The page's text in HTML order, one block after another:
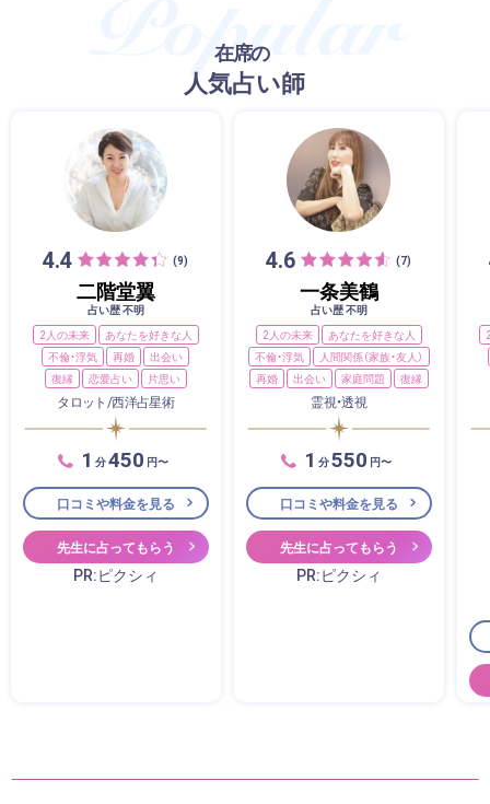
在席の
人気占い師
4.4 (9)
二階堂翼
占い歴 不明
2人の未来
あなたを好きな人
不倫・浮気
再婚
出会い
復縁
恋愛占い 片思い
タロット/西洋占星術
1 分450 円〜
口コミや料金を見る
先生に占ってもらう
PR:ピクシィ
4.6 (7)
一条美鶴
占い歴 不明
2人の未来
あなたを好きな人
不倫・浮気
人間関係（家族・友人）
再婚
出会い 家庭問題 復縁
霊視・透視
1 分550 円〜
口コミや料金を見る
先生に占ってもらう
PR:ピクシィ